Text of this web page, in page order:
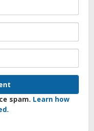
spam. Learn how